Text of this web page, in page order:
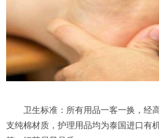
卫生标准：所有用品一客一换，经
支纯棉材质，护理用品均为泰国进口有